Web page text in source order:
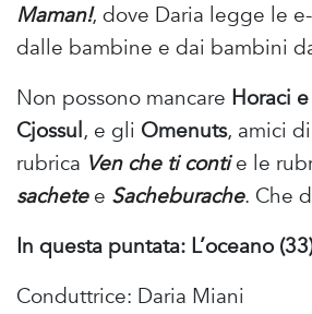
Maman!, dove Daria legge le
dalle bambine e dai bambini
Non possono mancare Horaci
Cjossul, e gli Omenuts, amici
rubrica Ven che ti contie le
sachete e Sacheburache. Che
In questa puntata: L’oceano
Conduttrice: Daria Miani